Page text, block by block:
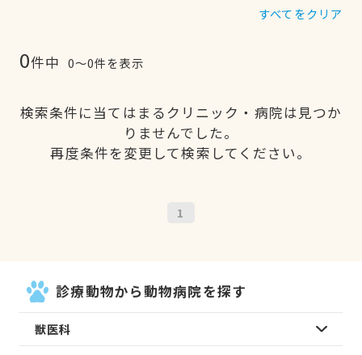
すべてをクリア
0件中 0〜0件を表示
検索条件に当てはまるクリニック・病院は見つか
りませんでした。
再度条件を変更して検索してください。
1
診療動物から動物病院を探す
獣医科